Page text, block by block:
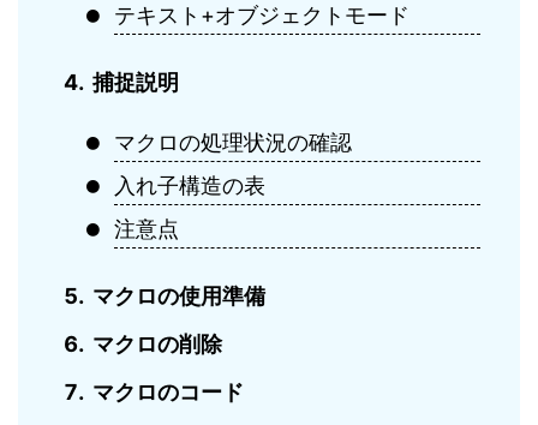
テキスト+オブジェクトモード
捕捉説明
マクロの処理状況の確認
入れ子構造の表
注意点
マクロの使用準備
マクロの削除
マクロのコード